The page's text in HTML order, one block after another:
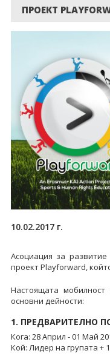
ПРОЕКТ
10.02.2017 г.
Асоциация за
проект Playforward,
Настоящата
основни дейности:
1. ПРЕДВАРИТЕЛНО
Кога: 28 Април - 01 Май
Кой: Лидер на групата +